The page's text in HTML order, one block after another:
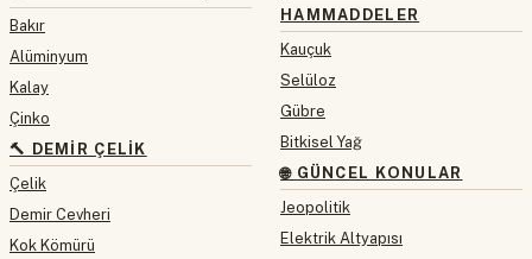
Bakır
Alüminyum
Kalay
Çinko
🔨 DEMIR ÇELIK
Çelik
Demir Cevheri
Kok Kömürü
HAMMADDELER
Kauçuk
Selüloz
Gübre
Bitkisel Yağ
🌐 GÜNCEL KONULAR
Jeopolitik
Elektrik Altyapısı